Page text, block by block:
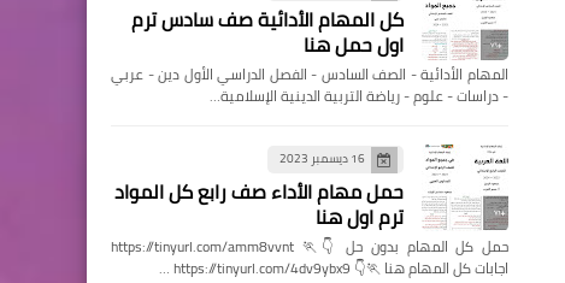
كل المهام الأدائية صف سادس ترم
اول حمل هنا
المهام الأدائية - الصف السادس - الفصل الدراسي الأول دين - عربي
- دراسات - علوم - رياضة التربية الدينية الإسلامية…
16 ديسمبر 2023
حمل مهام الأداء صف رابع كل المواد
ترم اول هنا
حمل كل المهام بدون حل 👇🏃 https://tinyurl.com/amm8vvnt
اجابات كل المهام هنا 🏃👇 https://tinyurl.com/4dv9ybx9 …